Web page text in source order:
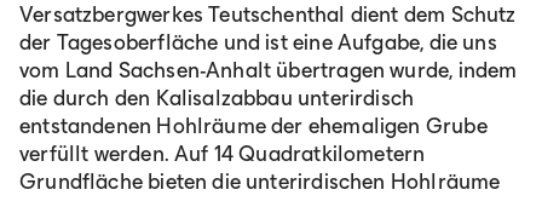
Versatzbergwerkes Teutschenthal dient dem Schutz
der Tagesoberfläche und ist eine Aufgabe, die uns
vom Land Sachsen-Anhalt übertragen wurde, indem
die durch den Kalisalzabbau unterirdisch
entstandenen Hohlräume der ehemaligen Grube
verfüllt werden. Auf 14 Quadratkilometern
Grundfläche bieten die unterirdischen Hohlräume
Lb. română